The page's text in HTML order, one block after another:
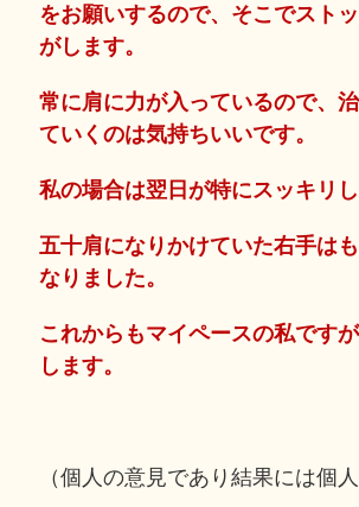
をお願いするので、そこでスト
がします。
常に肩に力が入っているので、
ていくのは気持ちいいです。
私の場合は翌日が特にスッキリし
五十肩になりかけていた右手は
なりました。
これからもマイペースの私です
します。
（個人の意見であり結果には個